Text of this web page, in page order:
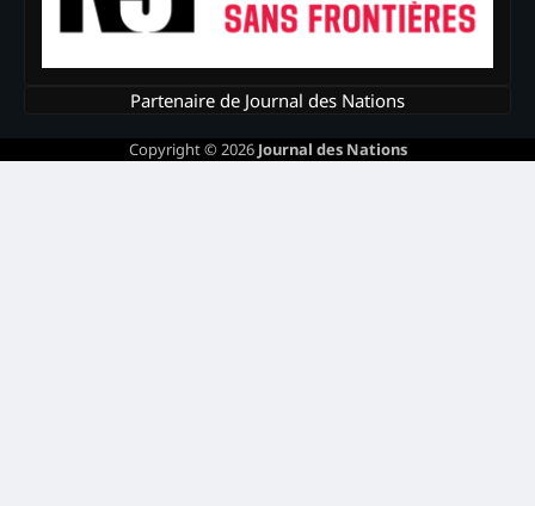
Partenaire de Journal des Nations
Copyright © 2026 Journal des Nations